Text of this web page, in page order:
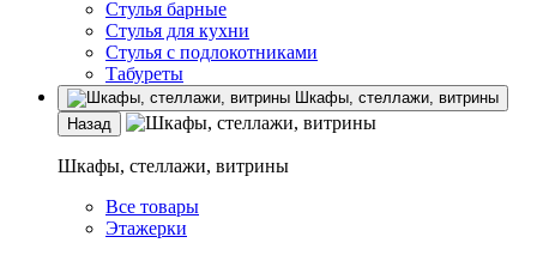
Стулья барные
Стулья для кухни
Стулья с подлокотниками
Табуреты
Шкафы, стеллажи, витрины
Назад
Шкафы, стеллажи, витрины
Все товары
Этажерки